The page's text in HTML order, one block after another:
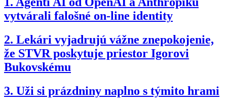
vytvárali falošné on-line identity
2. Lekári vyjadrujú vážne znepokojenie,
že STVR poskytuje priestor Igorovi
Bukovskému
3. Uži si prázdniny naplno s týmito hrami